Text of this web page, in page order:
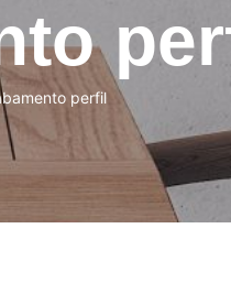
perfil